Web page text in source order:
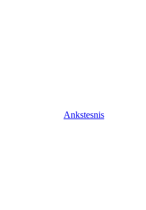
Ankstesnis